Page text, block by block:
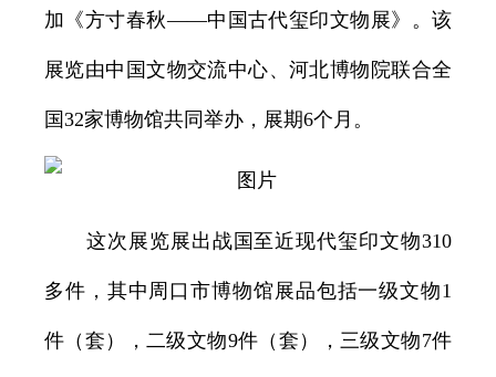
加《方寸春秋——中国古代玺印文物展》。该
展览由中国文物交流中心、河北博物院联合全
国32家博物馆共同举办，展期6个月。
这次展览展出战国至近现代玺印文物310
多件，其中周口市博物馆展品包括一级文物1
件（套），二级文物9件（套），三级文物7件